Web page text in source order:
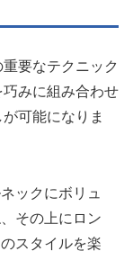
要なテクニック
みに組み合わせ
可能になりま
ックにボリュ
その上にロン
スタイルを楽